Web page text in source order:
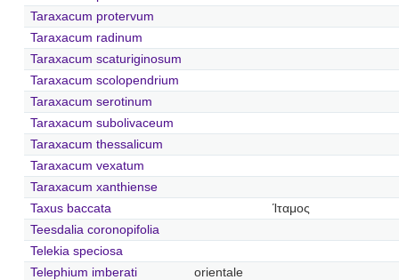
Taraxacum protervum
Taraxacum radinum
Taraxacum scaturiginosum
Taraxacum scolopendrium
Taraxacum serotinum
Taraxacum subolivaceum
Taraxacum thessalicum
Taraxacum vexatum
Taraxacum xanthiense
Taxus baccata
Ίταμος
Teesdalia coronopifolia
Telekia speciosa
Telephium imberati
orientale